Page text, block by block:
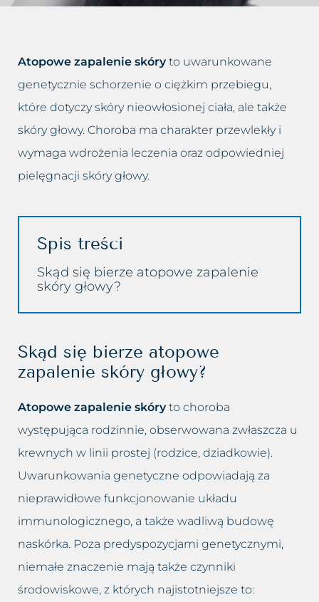
Dolina łez
Hirsutyzm
Krzywy nos, Garbaty nos
Nadmiar tkanki tłuszczowej
Plamy posłoneczne
Plamy starcze
Rozstępy
Rozszerzone naczynka
Tłusta cera
Trądzik różowaty
Utrata jędrności piersi
Worki i cienie pod oczami
Wypadanie włosów
Leczenie bruksizmu
Leczenie migreny
Leczenie nadpotliwości
Leczenie trądziku różowatego
Modelowanie sylwetki
Oczyszczanie wodorowe
Odmładzanie Twarzy
Peelingi chemiczne
Peeling kawitacyjny
Podnoszenie powiek lub brwi
Powiększanie ust
Usuwanie blizn
Usuwanie bruzd nosowo
Blog
Atopowe zapalenie skóryto uwarunkowane
genetycznie schorzenie o ciężkim przebiegu,
które dotyczy skóry nieowłosionej ciała, ale także
skóry głowy. Choroba ma charakter przewlekły i
wymaga wdrożenia leczenia oraz odpowiedniej
pielęgnacji skóry głowy.
Spis treści
Skąd się bierze atopowe zapalenie
skóry głowy?
Skąd się bierze atopowe
zapalenie skóry głowy?
Atopowe zapalenie skóryto choroba
występująca rodzinnie, obserwowana zwłaszcza u
krewnych w linii prostej (rodzice, dziadkowie).
Uwarunkowania genetyczne odpowiadają za
nieprawidłowe funkcjonowanie układu
immunologicznego, a także wadliwą budowę
naskórka. Poza predyspozycjami genetycznymi,
niemałe znaczenie mają także czynniki
środowiskowe, z których najistotniejsze to: